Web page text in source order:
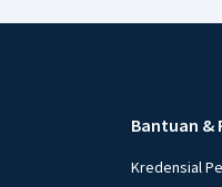
Bantuan &
Kredensial